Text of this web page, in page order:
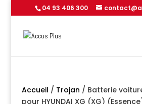
04 93 406 300
Accueil / Trojan / Batterie voiture
pour HYUNDAI XG (XG)